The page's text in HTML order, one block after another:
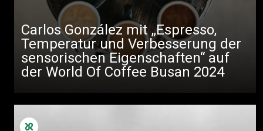
Carlos González mit „Espresso,
Temperatur und Verbesserung der
sensorischen Eigenschaften“ auf
der World Of Coffee Busan 2024